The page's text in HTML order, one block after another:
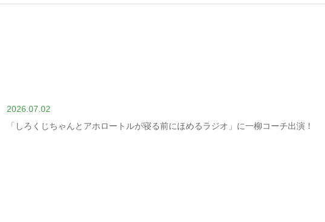
2026.07.02
「しろくじちゃんとアホロートルが寝る前にほめるラジオ」に一柳コーチ出演！